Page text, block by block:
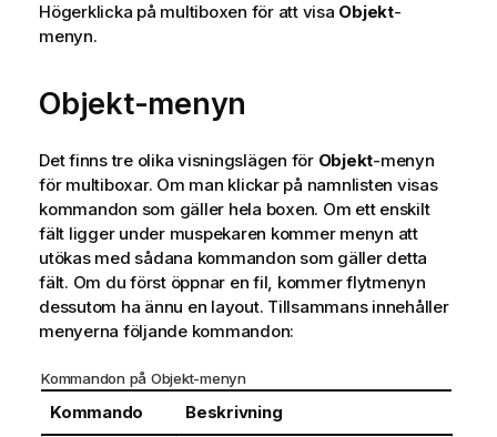
Högerklicka på multiboxen för att visa Objekt-
menyn.
Objekt-menyn
Det finns tre olika visningslägen för Objekt-menyn
för multiboxar. Om man klickar på namnlisten visas
kommandon som gäller hela boxen. Om ett enskilt
fält ligger under muspekaren kommer menyn att
utökas med sådana kommandon som gäller detta
fält. Om du först öppnar en fil, kommer flytmenyn
dessutom ha ännu en layout. Tillsammans innehåller
menyerna följande kommandon:
Kommandon på Objekt-menyn
Kommando Beskrivning